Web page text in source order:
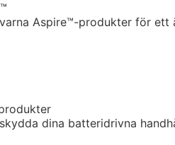
Aspire™-produkter för
dina batteridrivna